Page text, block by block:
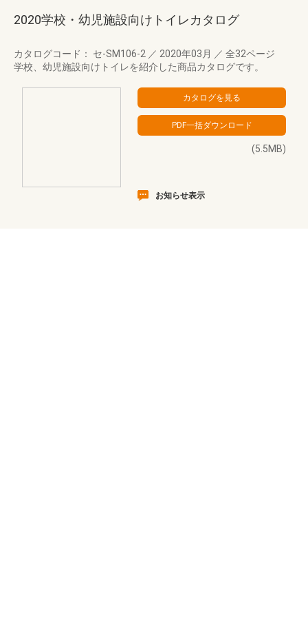
2020学校・幼児施設向けトイレカタログ
カタログコード： セ-SM106-2 ／ 2020年03月 ／ 全32ページ
学校、幼児施設向けトイレを紹介した商品カタログです。
(5.5MB)
お知らせ表示